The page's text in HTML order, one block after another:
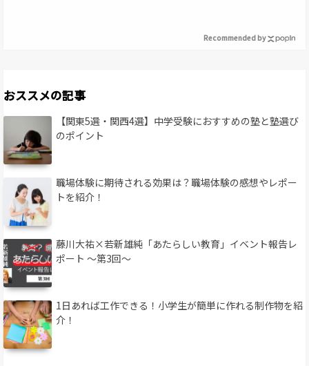
Recommended by
おススメの記事
【関東5選・関西4選】中学受験におすすめの塾と塾選び
のポイント
職場体験に期待される効果は？職場体験の感想やレポー
トを紹介！
藤川大祐×若新雄純「あたらしい教育」イベント報告レ
ポート 〜第3回〜
1日あれば工作できる！小学生が簡単に作れる制作物を紹
介！